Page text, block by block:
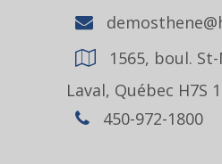
1565, boul.
Laval, Québec H7S
450-972-1800